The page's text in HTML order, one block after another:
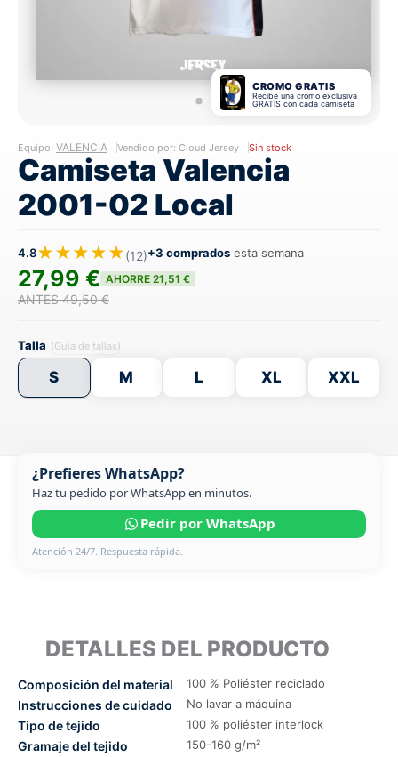
CROMO GRATIS
Recibe una cromo exclusiva
GRATIS con cada camiseta
Equipo: VALENCIA Vendido por: Cloud Jersey Sin stock
Camiseta Valencia
2001-02 Local
4.8★★★★★(12)+3 comprados esta semana
27,99 € AHORRE 21,51 €
ANTES 49,50 €
Talla (Guía de tallas)
S M L XL XXL
¿Prefieres WhatsApp?
Haz tu pedido por WhatsApp en minutos.
Pedir por WhatsApp
Atención 24/7. Respuesta rápida.
DETALLES DEL PRODUCTO
Composición del material 100 % Poliéster reciclado
Instrucciones de cuidado No lavar a máquina
Tipo de tejido 100 % poliéster interlock
Gramaje del tejido 150-160 g/m²